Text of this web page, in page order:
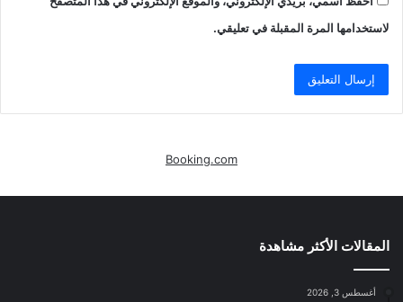
لاستخدامها المرة المقبلة في تعليقي.
Booking.com
المقالات الأكثر مشاهدة
أغسطس 3, 2026